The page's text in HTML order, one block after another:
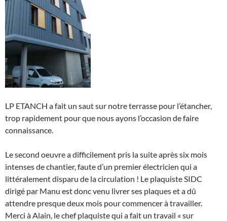
LP ETANCH a fait un saut sur notre terrasse pour l’étancher,
trop rapidement pour que nous ayons l’occasion de faire
connaissance.
Le second oeuvre a difficilement pris la suite après six mois
intenses de chantier, faute d’un premier électricien qui a
littéralement disparu de la circulation ! Le plaquiste SIDC
dirigé par Manu est donc venu livrer ses plaques et a dû
attendre presque deux mois pour commencer à travailler.
Merci à Alain, le chef plaquiste qui a fait un travail « sur